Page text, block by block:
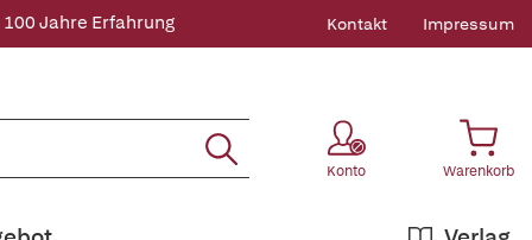
100 Jahre Erfahrung Kontakt Impressum
Konto Warenkorb